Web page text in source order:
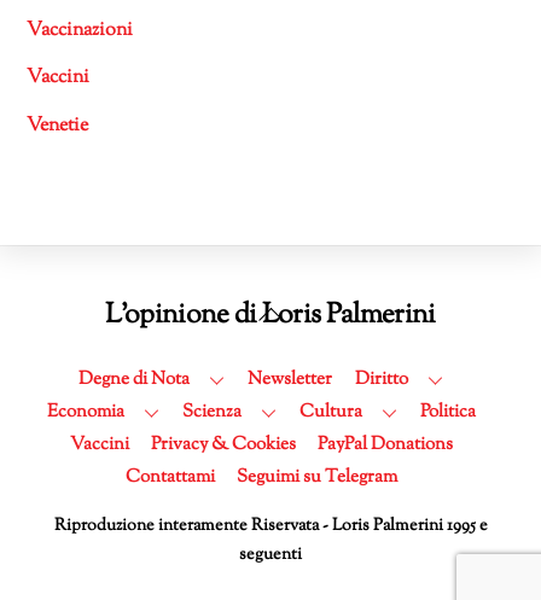
Vaccinazioni
Vaccini
Venetie
Back
Top
L'opinione di Loris Palmerini
Degne di Nota Newsletter
Diritto
Economia
Scienza Cultura
Politica
Vaccini
Privacy & Cookies
PayPal Donations
Contattami
Seguimi su Telegram
Riproduzione interamente Riservata - Loris Palmerini 1995 e
seguenti